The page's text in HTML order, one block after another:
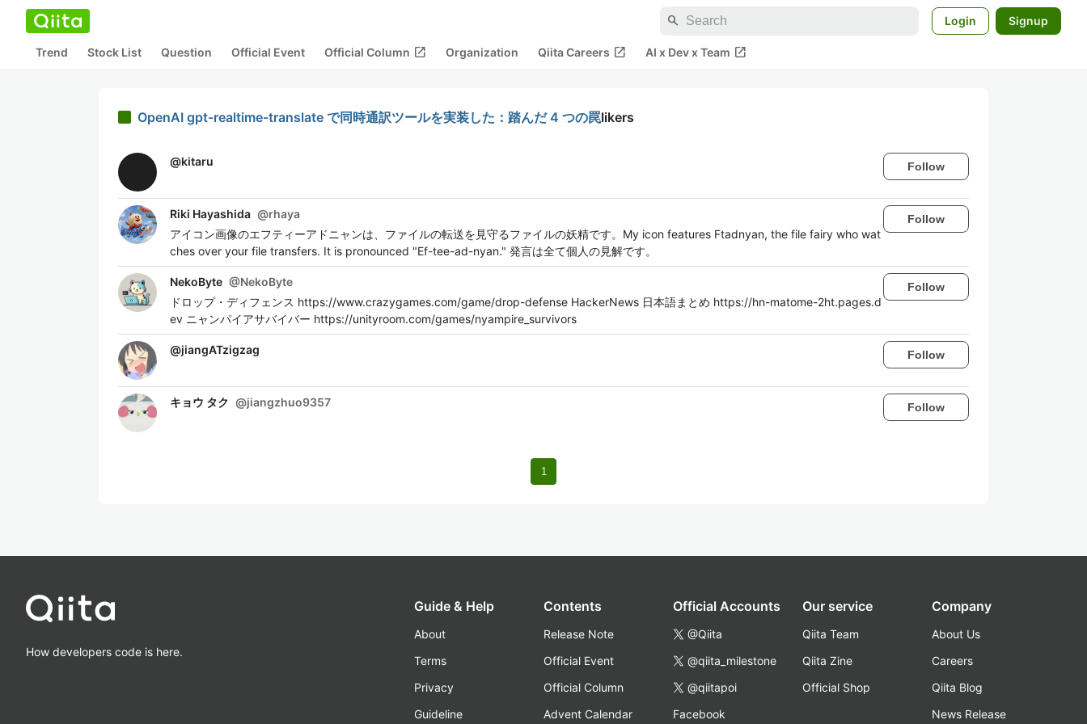
search Login Signup
Trend Stock List Question Official Event Official Column open_in_new Organization Qiita Careers open_in_new AI x Dev x Team open_in_new
OpenAI gpt-realtime-translate で同時通訳ツールを実装した：踏んだ 4 つの罠likers
@kitaru Follow
Riki Hayashida @rhaya
アイコン画像のエフティーアドニャンは、ファイルの転送を見守るファイルの妖精です。My icon features Ftadnyan, the file fairy who wat
ches over your file transfers. It is pronounced "Ef-tee-ad-nyan." 発言は全て個人の見解です。
Follow
NekoByte @NekoByte
ドロップ・ディフェンス https://www.crazygames.com/game/drop-defense HackerNews 日本語まとめ https://hn-matome-2ht.pages.d
ev ニャンパイアサバイバー https://unityroom.com/games/nyampire_survivors
Follow
@jiangATzigzag Follow
キョウ タク @jiangzhuo9357 Follow
1
How developers code is here.
Guide & Help
About
Terms
Privacy
Guideline
Contents
Release Note
Official Event
Official Column
Advent Calendar
Official Accounts
@Qiita
@qiita_milestone
@qiitapoi
Facebook
Our service
Qiita Team
Qiita Zine
Official Shop
Company
About Us
Careers
Qiita Blog
News Release